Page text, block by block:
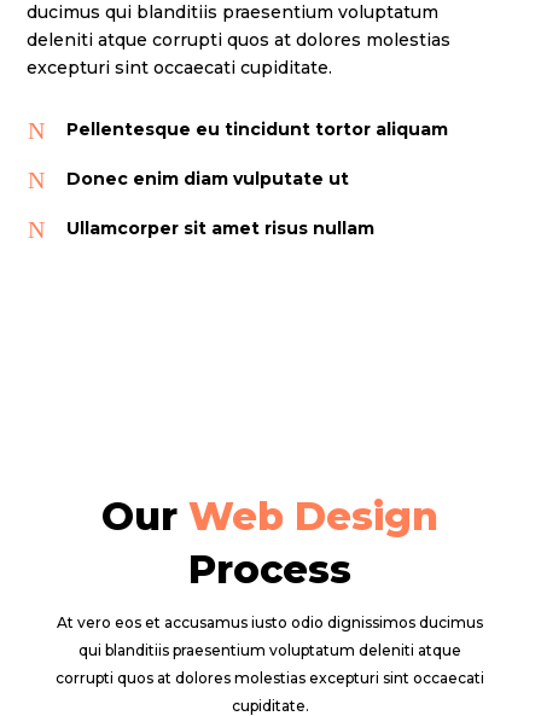
ducimus qui blanditiis praesentium voluptatum
deleniti atque corrupti quos at dolores molestias
excepturi sint occaecati cupiditate.
N Pellentesque eu tincidunt tortor aliquam
N Donec enim diam vulputate ut
N Ullamcorper sit amet risus nullam
OurWeb Design
Process
At vero eos et accusamus iusto odio dignissimos ducimus
qui blanditiis praesentium voluptatum deleniti atque
corrupti quos at dolores molestias excepturi sint occaecati
cupiditate.